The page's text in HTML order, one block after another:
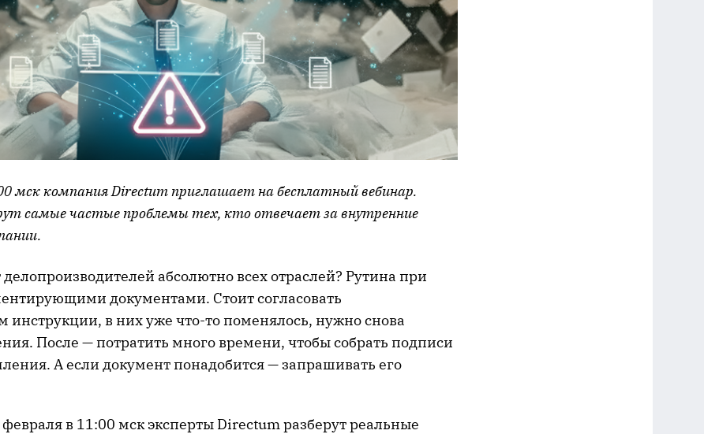
мск компания Directum приглашает на бесплатный вебинар.
самые частые проблемы тех, кто отвечает за внутренние
абсолютно всех отраслей? Рутина при
документами. Стоит согласовать
инструкции, в них уже что-то поменялось, нужно снова
После — потратить много времени, чтобы собрать подписи
А если документ понадобится — запрашивать его
в 11:00 мск эксперты Directum разберут реальные